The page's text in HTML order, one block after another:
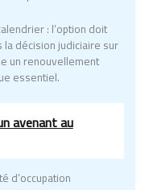
: l’option doit
la décision judiciaire sur
un renouvellement
essentiel.
avenant au
d’occupation